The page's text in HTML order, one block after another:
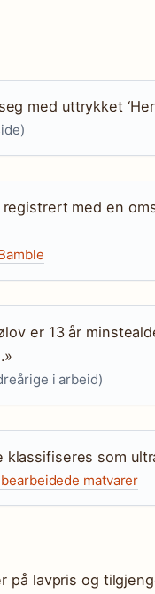
med uttrykket
registrert med en
er 13 år
i arbeid)
klassifiseres som
matvarer
på lavpris og